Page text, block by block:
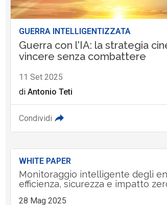
GUERRA INTELLIGENTIZZATA
Guerra con l'IA: la strategia
vincere senza combattere
11 Set 2025
di Antonio Teti
Condividi
WHITE PAPER
Monitoraggio intelligente degli
efficienza, sicurezza e impatto
28 Mag 2025